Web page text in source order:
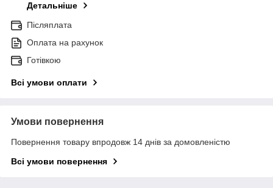
Детальніше
Післяплата
Оплата на рахунок
Готівкою
Всі умови оплати
Умови повернення
Повернення товару впродовж 14 днів за домовленістю
Всі умови повернення